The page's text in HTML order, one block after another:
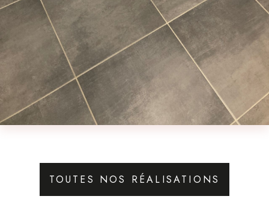
TOUTES NOS RÉALISATIONS